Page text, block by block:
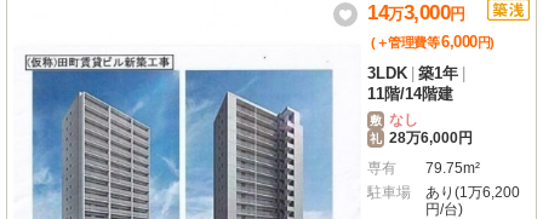
14万3,000円
(＋管理費等6,000円)
3LDK 築1年
11階/14階建
敷 なし
礼 28万6,000円
専有
79.75m²
駐車場
あり(1万6,200
円/台)